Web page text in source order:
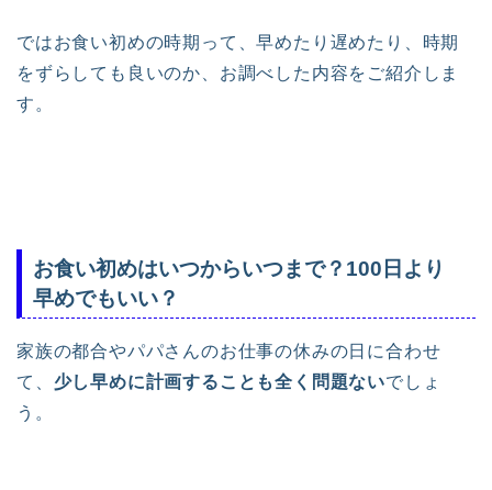
ではお食い初めの時期って、早めたり遅めたり、時期
をずらしても良いのか、お調べした内容をご紹介しま
す。
お食い初めはいつからいつまで？100日より
早めでもいい？
家族の都合やパパさんのお仕事の休みの日に合わせ
て、 少し早めに計画することも全く問題ないでしょ
う。